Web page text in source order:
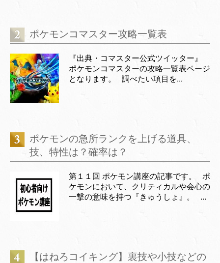
ポケモンコマスター攻略一覧表
『出典・コマスター公式ツイッター』
ポケモンコマスターの攻略一覧表ページ
となります。 調べたい項目を...
ポケモンの急所ランクを上げる道具、
技、特性は？確率は？
第１１回 ポケモン講座の記事です。 ポ
ケモンにおいて、クリティカルや会心の
一撃の意味を持つ『きゅうしょ』。 ...
【はねろコイキング】裏技や小技などの